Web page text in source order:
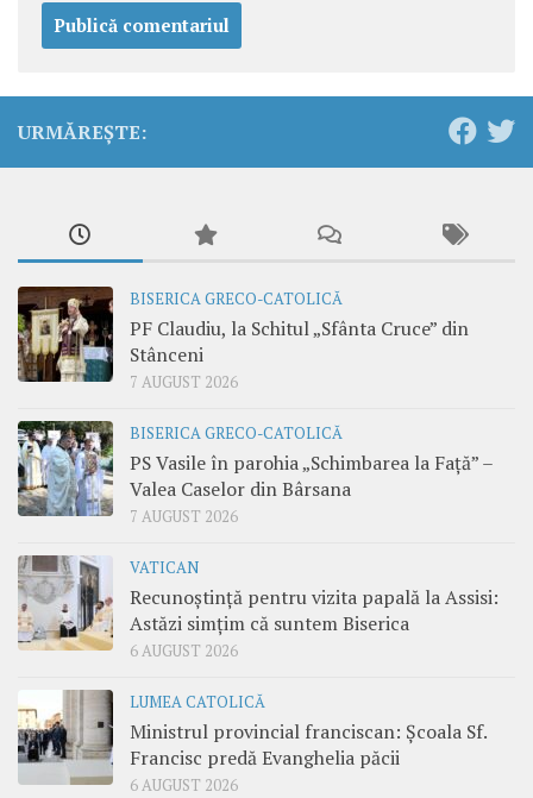
URMĂREȘTE:
BISERICA GRECO-CATOLICĂ
PF Claudiu, la Schitul „Sfânta Cruce” din
Stânceni
7 AUGUST 2026
BISERICA GRECO-CATOLICĂ
PS Vasile în parohia „Schimbarea la Față” –
Valea Caselor din Bârsana
7 AUGUST 2026
VATICAN
Recunoștință pentru vizita papală la Assisi:
Astăzi simțim că suntem Biserica
6 AUGUST 2026
LUMEA CATOLICĂ
Ministrul provincial franciscan: Școala Sf.
Francisc predă Evanghelia păcii
6 AUGUST 2026